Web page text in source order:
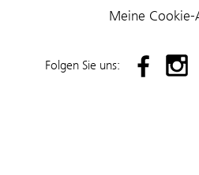
Meine Cookie-
Folgen Sie uns: